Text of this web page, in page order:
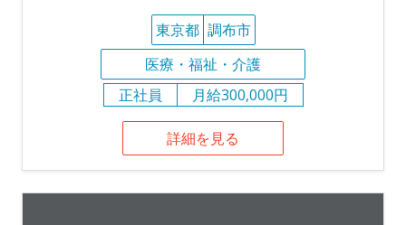
東京都 調布市
医療・福祉・介護
正社員
月給300,000円
詳細を見る